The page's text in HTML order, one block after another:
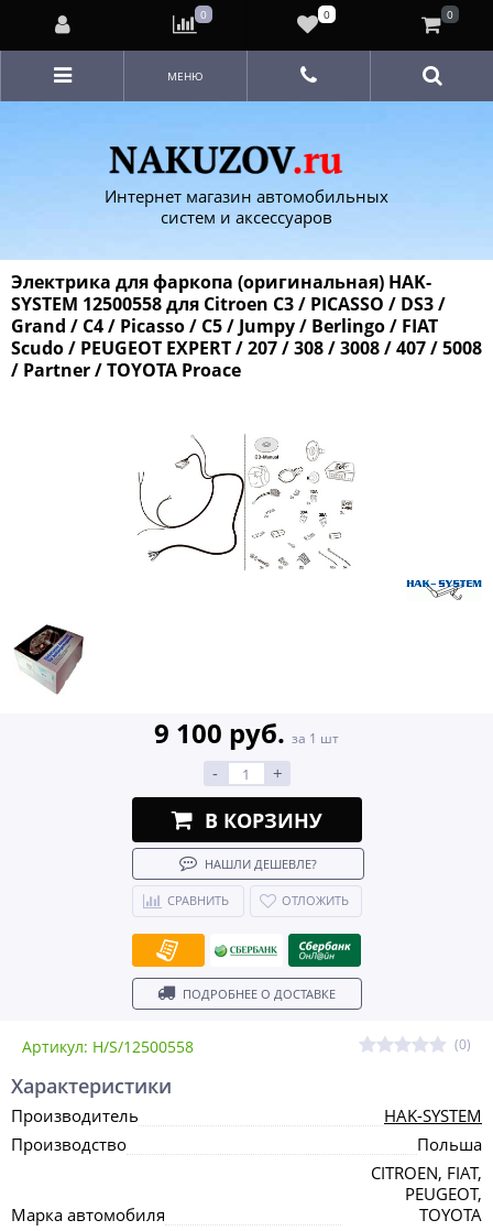
Интернет магазин автомобильных
систем и аксессуаров
МЕНЮ
Электрика для фаркопа (оригинальная) HAK-
SYSTEM 12500558 для Citroen C3 / PICASSO / DS3 /
Grand / C4 / Picasso / C5 / Jumpy / Berlingo / FIAT
Scudo / PEUGEOT EXPERT / 207 / 308 / 3008 / 407 / 5008
/ Partner / TOYOTA Proace
Артикул: H/S/12500558 (0)
9 100 руб. за 1 шт
- +
В КОРЗИНУ
НАШЛИ ДЕШЕВЛЕ?
СРАВНИТЬ ОТЛОЖИТЬ
ПОДРОБНЕЕ О ДОСТАВКЕ
Характеристики
Производитель
HAK-SYSTEM
Производство
Польша
Марка автомобиля
CITROEN, FIAT,
PEUGEOT,
TOYOTA
0 0 0